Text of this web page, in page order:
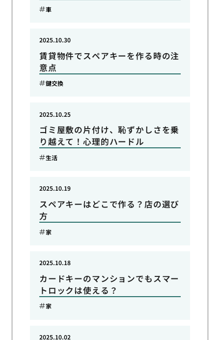
車
賃貸物件でスペアキーを作る時の注
意点
2025.10.30
鍵交換
ゴミ屋敷の片付け、恥ずかしさを乗
り越えて！心理的ハードル
2025.10.25
生活
スペアキーはどこで作る？店の選び
方
2025.10.19
家
カードキーのマンションでもスマー
トロックは使える？
2025.10.18
家
2025.10.02